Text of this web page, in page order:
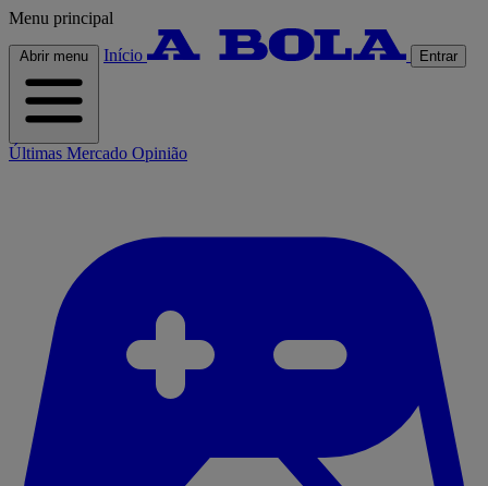
Menu principal
Abrir menu Início Entrar
Últimas Mercado Opinião